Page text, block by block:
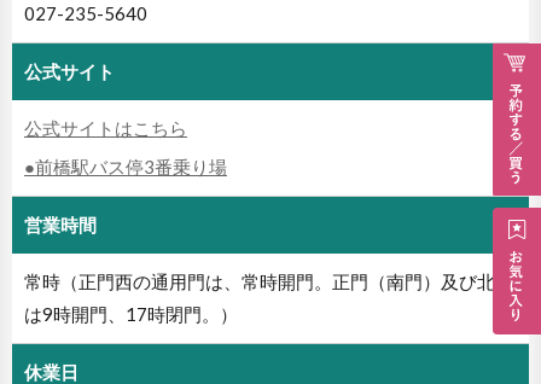
027-235-5640
公式サイト
公式サイトはこちら
●前橋駅バス停3番乗り場
営業時間
常時（正門西の通用門は、常時開門。正門（南門）及び北門
は9時開門、17時閉門。）
休業日